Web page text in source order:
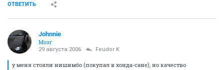
ОТВЕТИТЬ
Johnnie
Мозг
29 августа 2006 Feudor K
у меня стояли нишимбо (покупал в хонда-сане), но качество